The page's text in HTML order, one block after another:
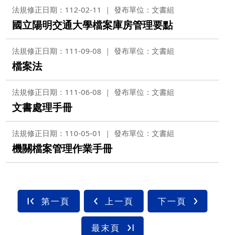
法規修正日期：112-02-11 發布單位：文書組
國立陽明交通大學檔案庫房管理要點
法規修正日期：111-09-08 發布單位：文書組
檔案法
法規修正日期：111-06-08 發布單位：文書組
文書處理手冊
法規修正日期：110-05-01 發布單位：文書組
機關檔案管理作業手冊
第一頁 上一頁 下一頁
最末頁